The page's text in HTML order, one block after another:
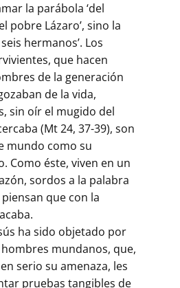
la parábola ‘del
pobre Lázaro’, sino la
hermanos’. Los
que hacen
de la generación
de la vida,
sin oír el mugido del
(Mt 24, 37-39), son
mundo como su
Como éste, viven en un
sordos a la palabra
que con la
ha sido objetado por
mundanos, que,
serio su amenaza, les
pruebas tangibles de